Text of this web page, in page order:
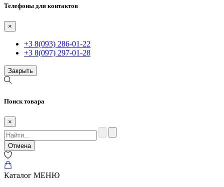
Телефоны для контактов
×
+3 8(093) 286-01-22
+3 8(097) 297-01-28
Закрыть
Поиск товара
×
Отмена
Каталог МЕНЮ